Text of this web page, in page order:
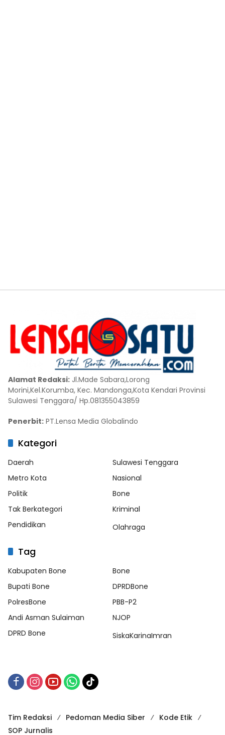
Alamat Redaksi: Jl.Made Sabara,Lorong
Morini,Kel.Korumba, Kec. Mandonga,Kota Kendari Provinsi
Sulawesi Tenggara/ Hp.081355043859
Penerbit: PT.Lensa Media Globalindo
Kategori
Daerah
Sulawesi Tenggara
Metro Kota
Nasional
Politik
Bone
Tak Berkategori
Kriminal
Pendidikan
Olahraga
Tag
Kabupaten Bone
Bone
Bupati Bone
DPRDBone
PolresBone
PBB-P2
Andi Asman Sulaiman
NJOP
DPRD Bone
SiskaKarinaImran
Tim Redaksi Pedoman Media Siber
Kode Etik
SOP Jurnalis